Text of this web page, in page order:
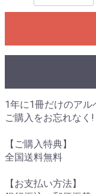
1年に1冊だけのア
ご購入をお忘れなく!
【ご購入特典】
全国送料無料
【お支払い方法】